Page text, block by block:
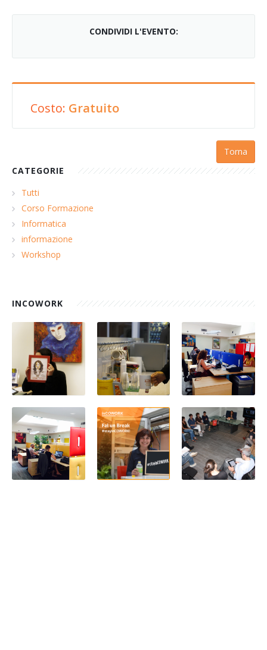
CONDIVIDI L'EVENTO:
Costo: Gratuito
Torna
CATEGORIE
Tutti
Corso Formazione
Informatica
informazione
Workshop
INCOWORK